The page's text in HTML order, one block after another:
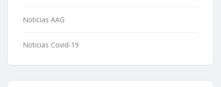
Noticias AAG
Noticias Covid-19